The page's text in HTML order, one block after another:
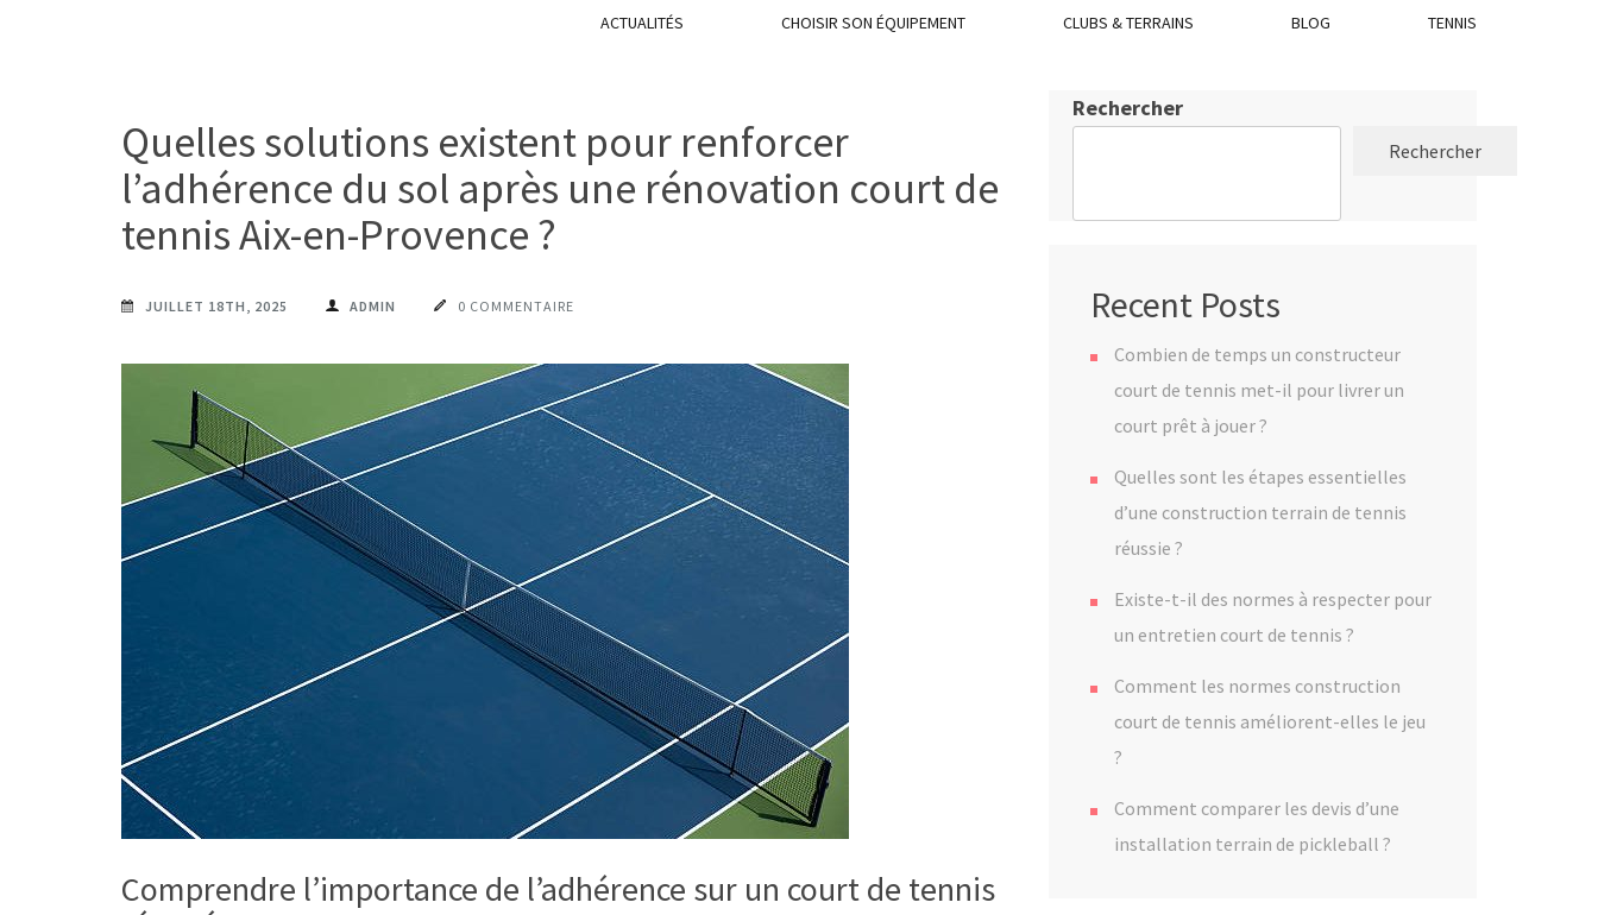
ACTUALITÉS CHOISIR SON ÉQUIPEMENT CLUBS & TERRAINS BLOG TENNIS
Quelles solutions existent pour renforcer
l’adhérence du sol après une rénovation court de
tennis Aix-en-Provence ?
JUILLET 18TH, 2025 ADMIN 0 COMMENTAIRE
Comprendre l’importance de l’adhérence sur un court de tennis
Rechercher
Rechercher
Recent Posts
Combien de temps un constructeur
court de tennis met-il pour livrer un
court prêt à jouer ?
Quelles sont les étapes essentielles
d’une construction terrain de tennis
réussie ?
Existe-t-il des normes à respecter pour
un entretien court de tennis ?
Comment les normes construction
court de tennis améliorent-elles le jeu
?
Comment comparer les devis d’une
installation terrain de pickleball ?